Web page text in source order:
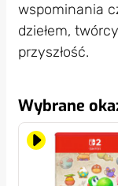
wspominania
dziełem,
przyszłość.
Wybrane